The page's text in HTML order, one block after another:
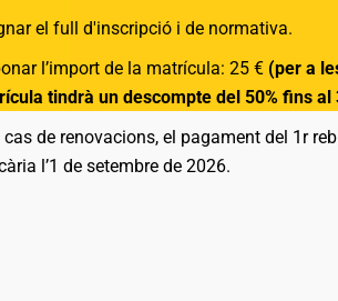
el full d'inscripció i de normativa.
l’import de la matrícula: 25 € (per a
tindrà un descompte del 50% fins
cas de renovacions, el pagament del 1r
l’1 de setembre de 2026.